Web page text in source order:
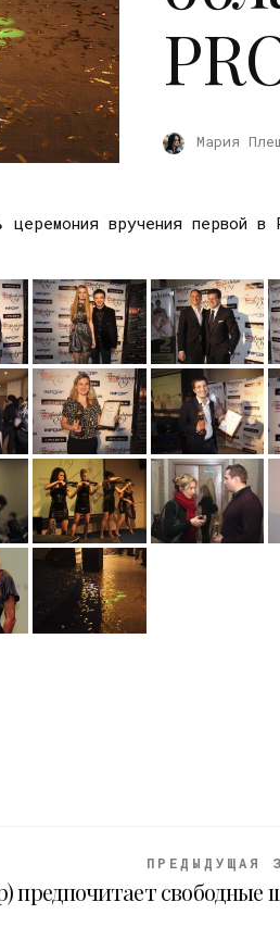
Мария
вручения первой
ПРЕДЫДУЩАЯ
предпочитает свободные